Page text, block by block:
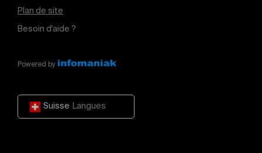
Plan de site
Besoin d'aide ?
Powered by
Suisse Langues